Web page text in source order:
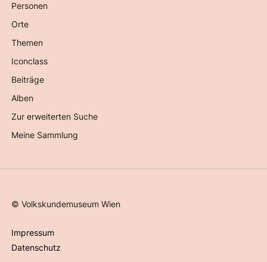
Personen
Orte
Themen
Iconclass
Beiträge
Alben
Zur erweiterten Suche
Meine Sammlung
©Volkskundemuseum Wien
Impressum
Datenschutz